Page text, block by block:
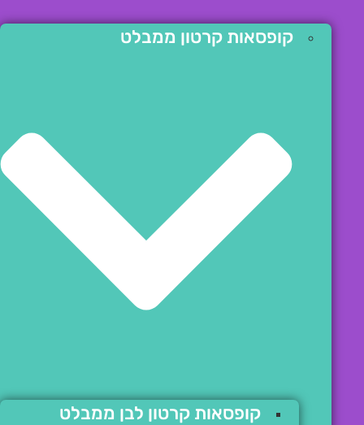
קופסאות קרטון ממבלט
קופסאות קרטון לבן ממבלט